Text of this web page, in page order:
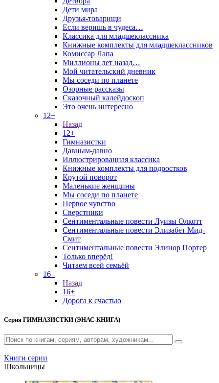
Дети мира
Друзья-товарищи
Если веришь в чудеса…
Классика для младшеклассника
Книжные комплекты для младшеклассников
Комиссар Лапа
Миллионы лет назад…
Мой читательский дневник
Мы соседи по планете
Озорные рассказы
Сказочный калейдоскоп
Это очень интересно
12+
Назад
12+
Гимназистки
Давным-давно
Иллюстрированная классика
Книжные комплекты для подростков
Крутой поворот
Маленькие женщины
Мы соседи по планете
Первое чувство
Сверстники
Сентиментальные повести Луизы Олкотт
Сентиментальные повести Элизабет Мид-
Смит
Сентиментальные повести Элинор Портер
Только вперёд!
Читаем всей семьёй
16+
Назад
16+
Дорога к счастью
Серия ГИМНАЗИСТКИ (ЭНАС-КНИГА)
Книги серии
Школьницы